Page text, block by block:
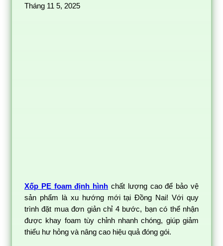
Tháng 11 5, 2025
Xốp PE foam định hình chất lượng cao để bảo vệ
sản phẩm là xu hướng mới tại Đồng Nai! Với quy
trình đặt mua đơn giản chỉ 4 bước, bạn có thể nhận
được khay foam tùy chỉnh nhanh chóng, giúp giảm
thiểu hư hỏng và nâng cao hiệu quả đóng gói.